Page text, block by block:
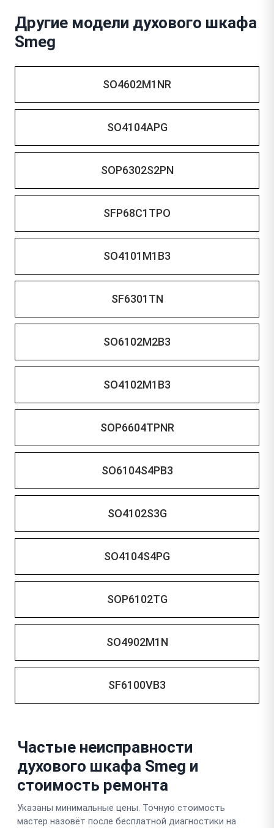
Другие модели духового шкафа
Smeg
SO4602M1NR
SO4104APG
SOP6302S2PN
SFP68C1TPO
SO4101M1B3
SF6301TN
SO6102M2B3
SO4102M1B3
SOP6604TPNR
SO6104S4PB3
SO4102S3G
SO4104S4PG
SOP6102TG
SO4902M1N
SF6100VB3
Частые неисправности
духового шкафа Smeg и
стоимость ремонта
Указаны минимальные цены. Точную стоимость
мастер назовёт после бесплатной диагностики на